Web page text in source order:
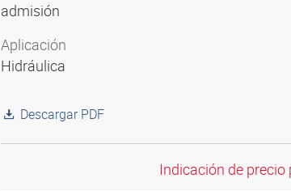
admisión
Aplicación
Hidráulica
Descargar PDF
Indicación de precio